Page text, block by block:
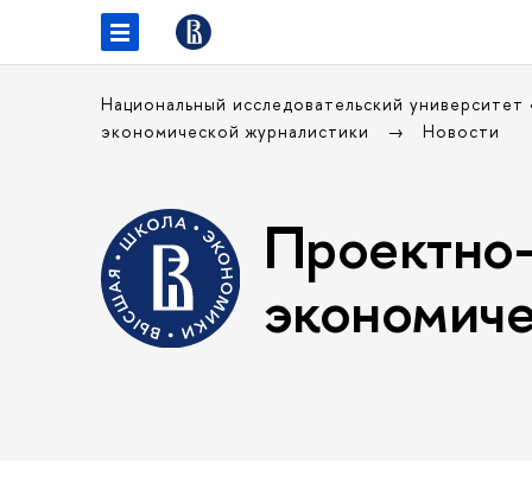
Национальный исследовательский
экономической журналистики
Новости